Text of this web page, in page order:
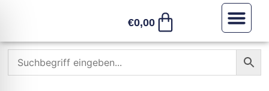
€0,00